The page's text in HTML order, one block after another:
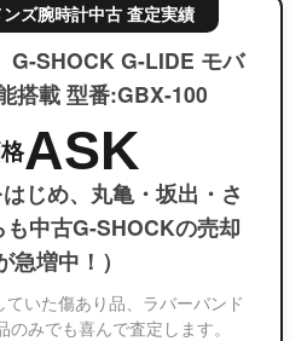
ズ腕時計中古 査定実績
G-SHOCK G-LIDE モバ
搭載 型番:GBX-100
ASK
はじめ、丸亀・坂出・さ
中古G-SHOCKの売却
急増中！）
いた傷あり品、ラバーバンド
みでも喜んで査定します。